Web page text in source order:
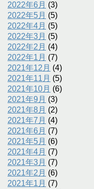
2022年6月 (3)
2022年5月 (5)
2022年4月 (5)
2022年3月 (5)
2022年2月 (4)
2022年1月 (7)
2021年12月 (4)
2021年11月 (5)
2021年10月 (6)
2021年9月 (3)
2021年8月 (2)
2021年7月 (4)
2021年6月 (7)
2021年5月 (6)
2021年4月 (7)
2021年3月 (7)
2021年2月 (6)
2021年1月 (7)